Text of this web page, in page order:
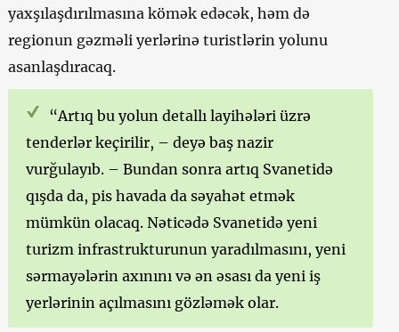
yaxşılaşdırılmasına kömək edəcək, həm də
regionun gəzməli yerlərinə turistlərin yolunu
asanlaşdıracaq.
“Artıq bu yolun detallı layihələri üzrə
tenderlər keçirilir, – deyə baş nazir
vurğulayıb. – Bundan sonra artıq Svanetidə
qışda da, pis havada da səyahət etmək
mümkün olacaq. Nəticədə Svanetidə yeni
turizm infrastrukturunun yaradılmasını, yeni
sərmayələrin axınını və ən əsası da yeni iş
yerlərinin açılmasını gözləmək olar.